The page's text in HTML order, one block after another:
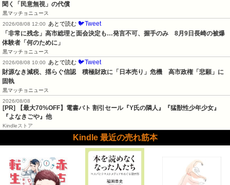
聞く「民意無視」の代償
黒マッチョニュース
2026/08/08 12:00
あとで読む 🐦Tweet
「非常に残念」高市総理と面会決定も…発言不可、握手のみ　8月9日長崎の被爆
体験者「何のために」
黒マッチョニュース
2026/08/08 10:00
あとで読む 🐦Tweet
財源なき減税、揺らぐ信認　積極財政に「日本売り」危機　高市政権「悲願」に
固執
黒マッチョニュース
2026/08/08
[PR]
【最大70%OFF】電書バト 割引セール『Y氏の隣人』『猛獣性少年少女』
『よなきごや』他
Kindleストア
Kindle 最近の売れ筋本